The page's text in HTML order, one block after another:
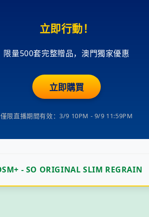
立即行動！
限量500套完整贈品，澳門獨家優惠
立即購買
僅限直播期間有效：3/9 10PM - 9/9 11:59PM
- SO ORIGINAL SLIM REGRAIN